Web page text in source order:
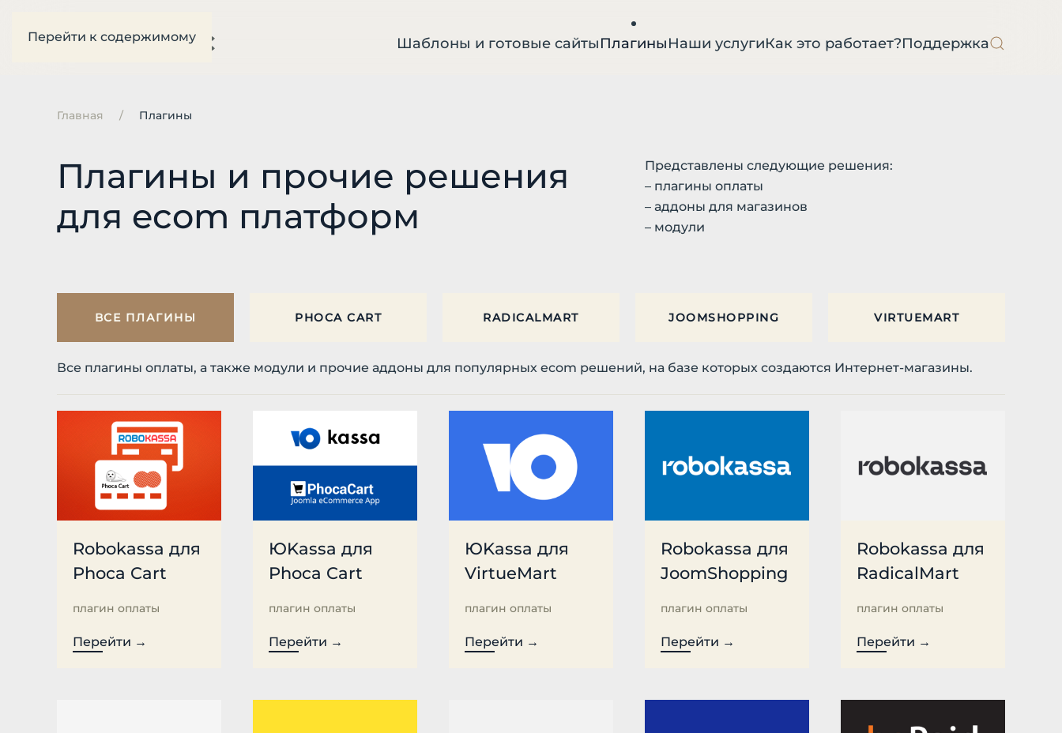
Перейти к содержимому Шаблоны и готовые сайтыПлагиныНаши услугиКак это работает?Поддержка
Главная Плагины
Плагины и прочие решения
для ecom платформ
Представлены следующие решения:
– плагины оплаты
– аддоны для магазинов
– модули
ВСЕ ПЛАГИНЫ PHOCA CART RADICALMART JOOMSHOPPING VIRTUEMART
Все плагины оплаты, а также модули и прочие аддоны для популярных ecom решений, на базе которых создаются Интернет-магазины.
Robokassa для
Phoca Cart
плагин оплаты
Перейти →
ЮKassa для
Phoca Cart
плагин оплаты
Перейти →
ЮKassa для
VirtueMart
плагин оплаты
Перейти →
Robokassa для
JoomShopping
плагин оплаты
Перейти →
Robokassa для
RadicalMart
плагин оплаты
Перейти →